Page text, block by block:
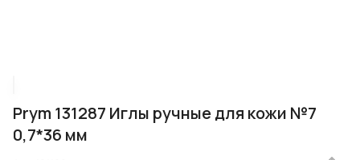
Prym 131287 Иглы ручные для кожи №7
0,7*36 мм